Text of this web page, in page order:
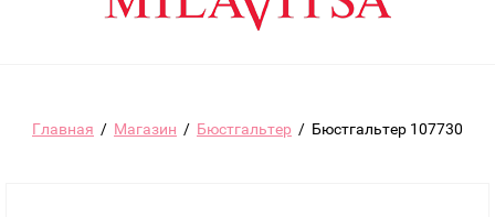
Главная / Магазин / Бюстгальтер / Бюстгальтер 107730